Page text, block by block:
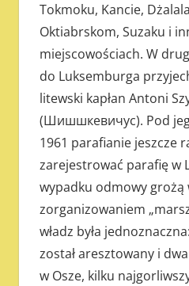
Tokmoku, Kancie,
Oktiabrskom, Suzaku i
miejscowościach. W
do Luksemburga
litewski kapłan Antoni
(Шишшкевичус). Pod
1961 parafianie jeszcze
zarejestrować parafię w
wypadku odmowy grożą
zorganizowaniem
władz była
został aresztowany i
w Osze, kilku